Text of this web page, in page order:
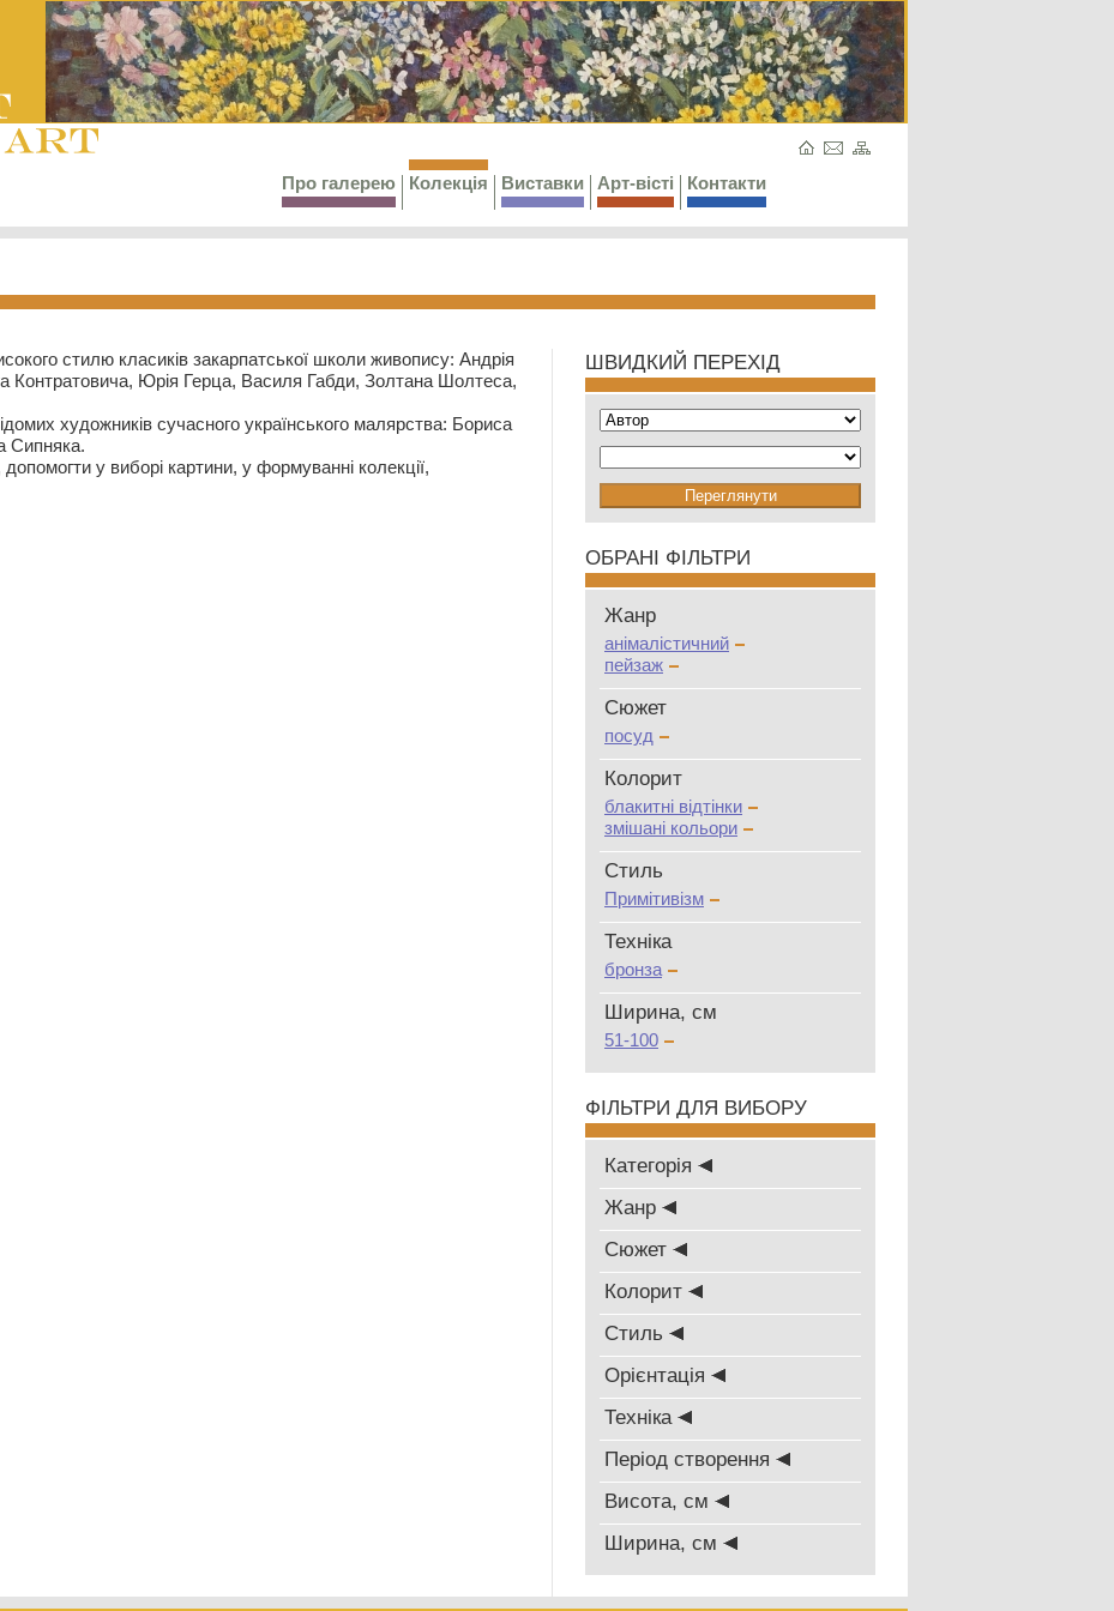
Про галерею Колекція Виставки Арт-вісті Контакти
стилю класиків закарпатської школи живопису: Андрія
Контратовича, Юрія Герца, Василя Габди, Золтана Шолтеса,
художників сучасного українського малярства: Бориса
Сипняка.
у виборі картини, у формуванні колекції,
ШВИДКИЙ ПЕРЕХІД
ОБРАНІ ФІЛЬТРИ
Жанр
анімалістичний
пейзаж
Сюжет
посуд
Колорит
блакитні відтінки
змішані кольори
Стиль
Примітивізм
Техніка
бронза
Ширина, см
51-100
ФІЛЬТРИ ДЛЯ ВИБОРУ
Категорія
Жанр
Сюжет
Колорит
Стиль
Oрієнтація
Техніка
Період створення
Висота, см
Ширина, см